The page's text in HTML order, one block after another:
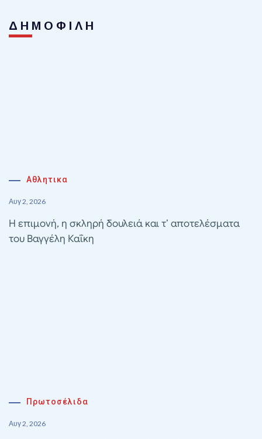
ΔΗΜΟΦΙΛΗ
Αθλητικα
Αυγ 2, 2026
Η επιμονή, η σκληρή δουλειά και τ’ αποτελέσματα
του Βαγγέλη Καΐκη
Πρωτοσέλιδα
Αυγ 2, 2026